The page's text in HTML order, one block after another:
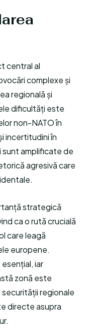
central al
complexe și
regională și
dificultăți este
non-NATO în
incertitudini în
sunt amplificate de
agresivă care
strategică
ca o rută crucială
care leagă
europene.
iar
zonă este
regionale
directe asupra